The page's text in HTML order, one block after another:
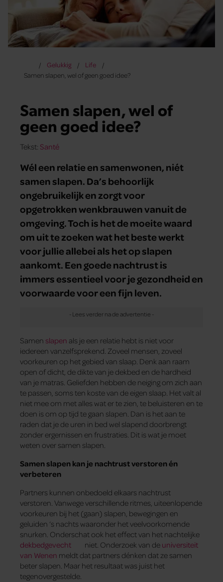
Gelukkig
Life
Samen slapen, wel of geen goed idee?
Samen slapen, wel of
geen goed idee?
Tekst: Santé
Wél een relatie en samenwonen, niét
samen slapen. Da’s behoorlijk
ongebruikelijk en zorgt voor
opgetrokken wenkbrauwen vanuit de
omgeving. Toch is het de moeite waard
om uit te zoeken wat het beste werkt
voor jullie allebei als het op slapen
aankomt. Een goede nachtrust is
immers essentieel voor je gezondheid en
voorwaarde voor een fijn leven.
Samen slapen als je een relatie hebt is niet voor
iedereen vanzelfsprekend. Zoveel mensen, zoveel
voorkeuren op het gebied van slaap. Denk aan raam
open of dicht, de dikte van je dekbed en de hardheid
van je matras. Geliefden hebben de neiging om zich aan
te passen, soms ten koste van de eigen slaap. Het valt al
niet mee om met alles wat er te zien, te beluisteren en te
doen is om op tijd te gaan slapen. Dan is het aan te
raden dat je de uren in bed wel slapend doorbrengt
zonder ergernissen en frustraties. Dit is wat je moet
weten over samen slapen.
Samen slapen kan je nachtrust verstoren én
verbeteren
Partners kunnen onbedoeld elkaars nachtrust
verstoren. Vanwege verschillende ritmes, uiteenlopende
voorkeuren bij het (gaan) slapen, bewegingen en
geluiden ‘s nachts waaronder het veelvoorkomende
snurken. Onderschat ook het effect van het nachtelijke
dekbedgevecht
niet. Onderzoek van de universiteit
van Wenen meldt dat partners dénken dat ze samen
beter slapen. Maar het resultaat was juist het
tegenovergestelde.